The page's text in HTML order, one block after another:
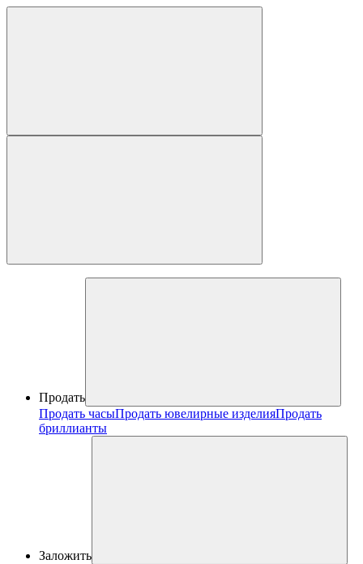
Продать
Продать часыПродать ювелирные изделияПродать
бриллианты
Заложить